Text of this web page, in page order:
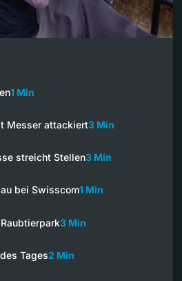
1 Min
Messer attackiert3 Min
streicht Stellen3 Min
bei Swisscom1 Min
3 Min
Tages2 Min